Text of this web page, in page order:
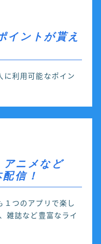
イントが貰え
に利用可能なポイン
アニメなど
信！
１つのアプリで楽し
雑誌など豊富なライ